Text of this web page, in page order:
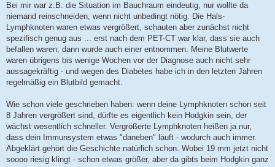
Bei mir war z.B. die Situation im Bauchraum eindeutig, nur wollte da
niemand reinschneiden, wenn nicht unbedingt nötig. Die Hals-
Lymphknoten waren etwas vergrößert, schauten aber zunächst nicht
spezifisch genug aus ... erst nach dem PET-CT war klar, dass sie auch
befallen waren; dann wurde auch einer entnommen. Meine Blutwerte
waren übrigens bis wenige Wochen vor der Diagnose auch nicht sehr
aussagekräftig - und wegen des Diabetes habe ich in den letzten Jahren
regelmäßig ein Blutbild gemacht.
Wie schon viele geschrieben haben: wenn deine Lymphknoten schon seit
8 Jahren vergrößert sind, dürfte es eigentlich kein Hodgkin sein, der
wächst wesentlich schneller. Vergrößerte Lymphknoten heißen ja nur,
dass dein Immunsystem etwas "daneben" läuft - wodurch auch immer.
Abgeklärt gehört die Geschichte natürlich schon. Wobei 19 mm jetzt nicht
soooo riesig klingt - schon etwas größer, aber da gibts beim Hodgkin ganz